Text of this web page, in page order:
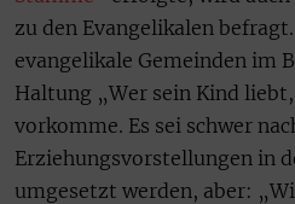
zu den Evangelikalen
evangelikale Gemeinden im
Haltung „Wer sein Kind
vorkomme. Es sei schwer
Erziehungsvorstellungen in
umgesetzt werden, aber: